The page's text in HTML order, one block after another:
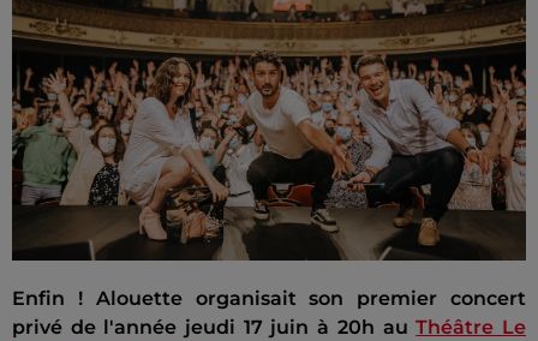
Enfin ! Alouette organisait son premier concert
privé de l'année jeudi 17 juin à 20h auThéâtre Le